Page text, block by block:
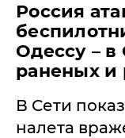
Россия
Одессу –
раненых и
В Сети
налета